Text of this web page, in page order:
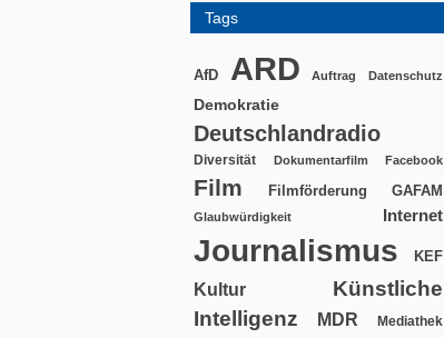
Tags
AfD ARD Auftrag Datenschutz
Demokratie
Deutschlandradio
Diversität Dokumentarfilm Facebook
Film Filmförderung GAFAM
Glaubwürdigkeit Internet
Journalismus KEF
Kultur
Künstliche
Intelligenz
MDR Mediathek